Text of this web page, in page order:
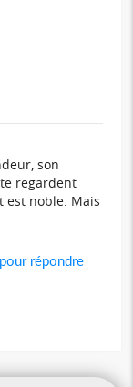
son
regardent
est noble. Mais
répondre